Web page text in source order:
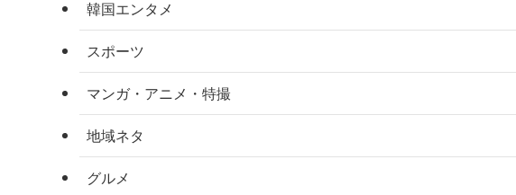
韓国エンタメ
スポーツ
マンガ・アニメ・特撮
地域ネタ
グルメ